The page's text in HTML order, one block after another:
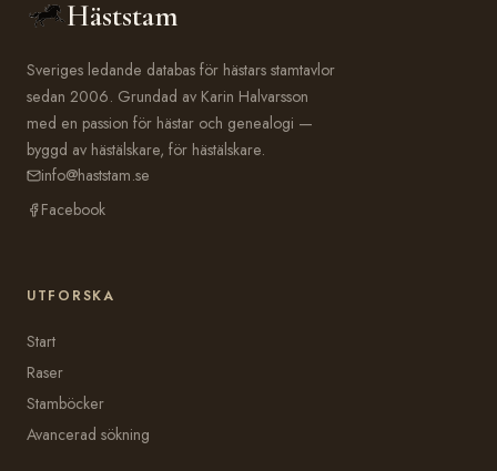
Häststam
Sveriges ledande databas för hästars stamtavlor
sedan 2006. Grundad av Karin Halvarsson
med en passion för hästar och genealogi —
byggd av hästälskare, för hästälskare.
info@haststam.se
Facebook
UTFORSKA
Start
Raser
Stamböcker
Avancerad sökning